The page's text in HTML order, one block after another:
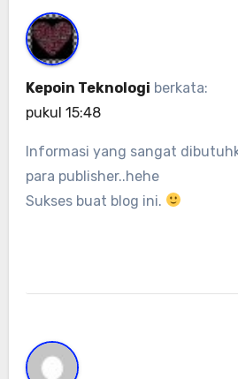
Kepoin Teknologi berkata:
pukul 15:48
Informasi yang sangat
para publisher..hehe
Sukses buat blog ini.